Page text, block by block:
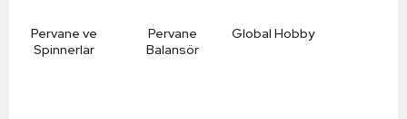
Pervane ve
Spinnerlar
Pervane
Balansör
Global Hobby